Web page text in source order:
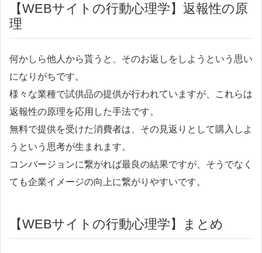
【WEBサイトの行動心理学】返報性の原
理
何かしら他人から貰うと、そのお返しをしようという思い
になりがちです。
様々な業種で試供品の提供が行われていますが、これらは
返報性の原理を応用した手法です。
無料で提供を受けた消費者は、その見返りとして購入しよ
うという思考が生まれます。
コンバージョンに繋がれば最良の結果ですが、そうでなく
ても企業イメージの向上に繋がりやすいです。
【WEBサイトの行動心理学】まとめ